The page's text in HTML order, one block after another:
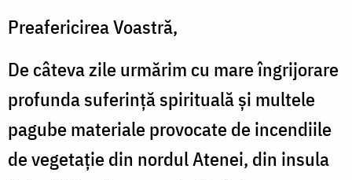
Preafericirea Voastră,
De câteva zile urmărim cu mare îngrijorare
profunda suferință spirituală și multele
pagube materiale provocate de incendiile
de vegetație din nordul Atenei, din insula